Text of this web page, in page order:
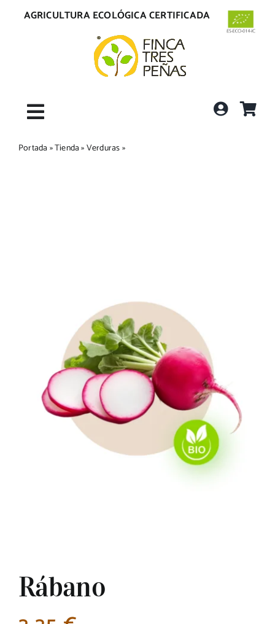
AGRICULTURA ECOLÓGICA CERTIFICADA
Toggle
NavigationInicio
HORECA
Contacto
Portada »Tienda»Verduras»
Rábano